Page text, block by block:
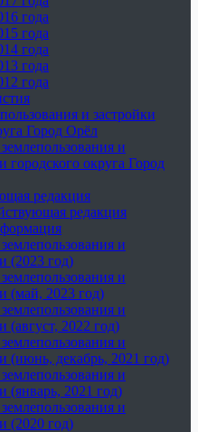
года
года
года
года
года
и застройки
Город Орёл
и
городского округа Город
редакция
редакция
и
(2023 год)
и
(май, 2023 год)
и
(август, 2022 год)
и
(июнь, декабрь, 2021 год)
и
(январь, 2021 год)
и
(2020 год)